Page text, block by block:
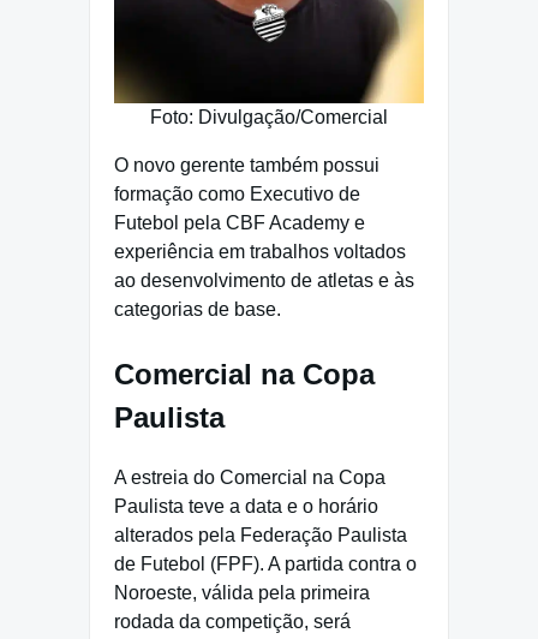
Foto: Divulgação/Comercial
O novo gerente também possui
formação como Executivo de
Futebol pela CBF Academy e
experiência em trabalhos voltados
ao desenvolvimento de atletas e às
categorias de base.
Comercial na Copa
Paulista
A estreia do Comercial na Copa
Paulista teve a data e o horário
alterados pela Federação Paulista
de Futebol (FPF). A partida contra o
Noroeste, válida pela primeira
rodada da competição, será